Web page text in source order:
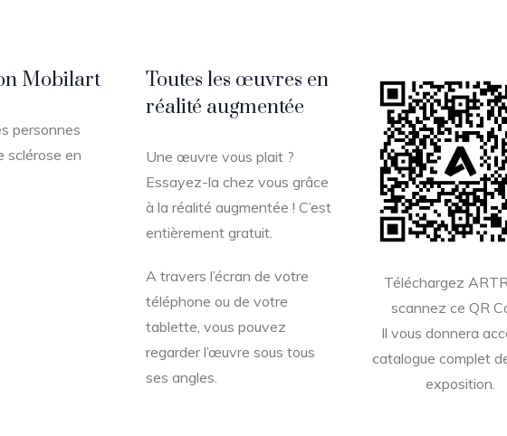
Mobilart
personnes
sclérose en
Toutes les œuvres en
réalité augmentée
Une œuvre vous plait ?
Essayez-la chez vous grâce
à la réalité augmentée ! C’est
entièrement gratuit.
A travers l’écran de votre
téléphone ou de votre
tablette, vous pouvez
regarder l’œuvre sous tous
ses angles.
Téléchargez
scannez ce QR
Il vous donnera
catalogue complet
exposition.